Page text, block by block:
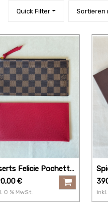
Sortieren
Quick Filter
Felicie Pochette
Ebene
€
0 % MwSt. inkl.